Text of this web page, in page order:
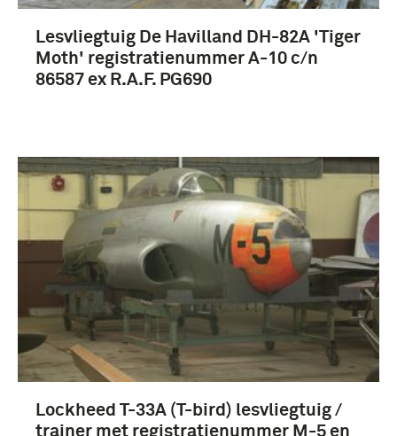
Lesvliegtuig De Havilland DH-82A 'Tiger
Moth' registratienummer A-10 c/n
86587 ex R.A.F. PG690
Lockheed T-33A (T-bird) lesvliegtuig /
trainer met registratienummer M-5 en